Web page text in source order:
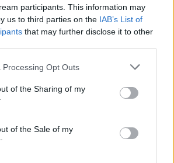
participants. This information may
us to third parties on the IAB’s List of
that may further disclose it to other
website/app uses one or more Google
or usage behaviour. You may click to
to Google and its third-party tags to
specified purposes in below Google
Processing Opt Outs
of the Sharing of my
of the Sale of my
Gryllus Vilmos koncert
és Látogatóközpont
további ingyenes programok:
a Borgias helyszínén és
Filmpark megnyitása után a